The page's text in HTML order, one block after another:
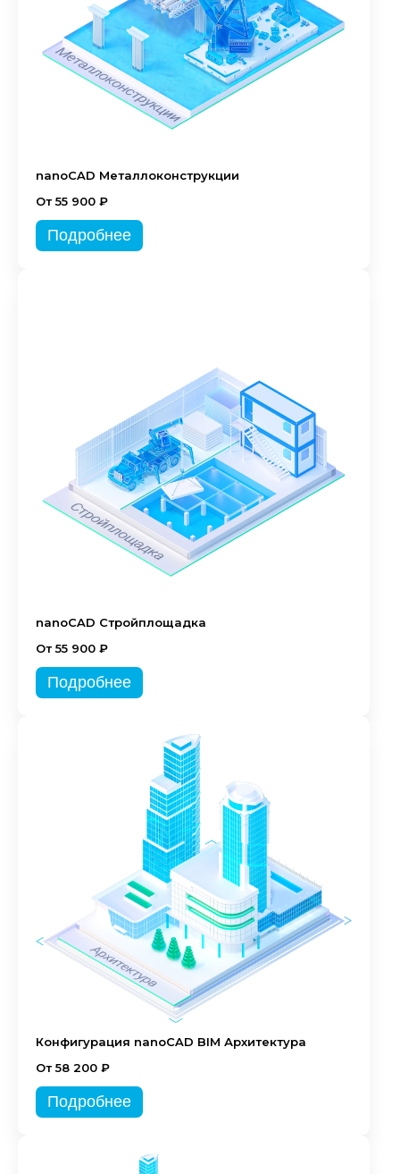
nanoCAD Металлоконструкции
От 55 900 ₽
Подробнее
nanoCAD Стройплощадка
От 55 900 ₽
Подробнее
Конфигурация nanoCAD BIM Архитектура
От 58 200 ₽
Подробнее